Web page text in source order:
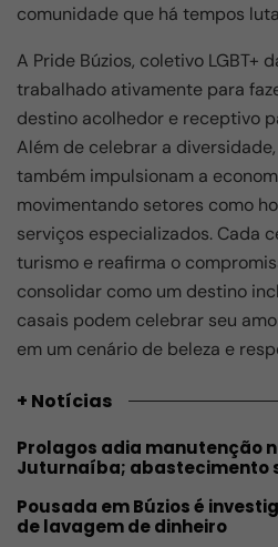
comunidade que há tempos
A Pride Búzios, coletivo LGBT+
trabalhado ativamente para
destino acolhedor e receptivo
Além de celebrar a
também impulsionam a
movimentando setores como
serviços especializados. Cada
turismo e reafirma o
consolidar como um destino
casais podem celebrar seu
em um cenário de beleza e
+ Notícias
Prolagos adia manutenção
Juturnaíba; abastecimento
Pousada em Búzios é
de lavagem de dinheiro